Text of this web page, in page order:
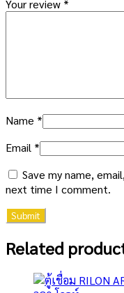
Your review *
Name *
Email *
Save my name,
next time I comment.
Related